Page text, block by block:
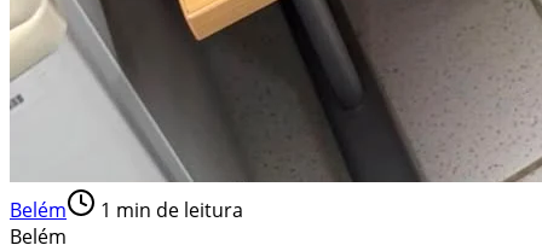
Belém 1 min de leitura
Belém